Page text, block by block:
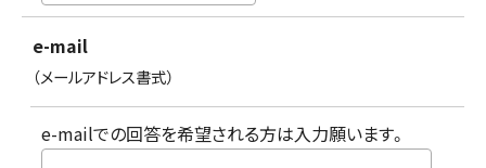
e-mail
（メールアドレス書式）
e-mailでの回答を希望される方は入力願います。